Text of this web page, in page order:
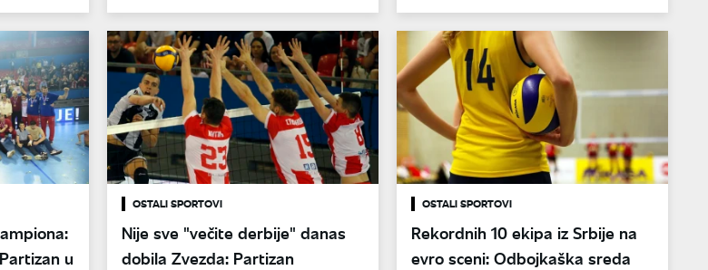
u
OSTALI SPORTOVI
Nije sve "večite derbije" danas
dobila Zvezda: Partizan
OSTALI SPORTOVI
Rekordnih 10 ekipa iz Srbije na
evro sceni: Odbojkaška sreda